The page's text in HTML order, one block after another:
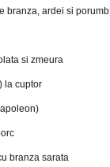
branza, ardei si porumb
si zmeura
la cuptor
branza sarata